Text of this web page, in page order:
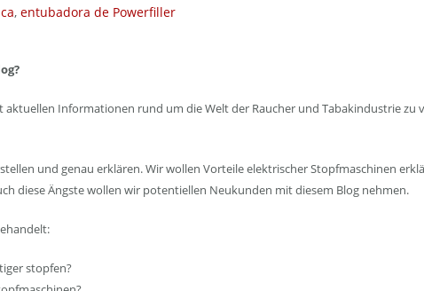
, entubadora de Powerfiller
Informationen rund um die Welt der Raucher und Tabakindustrie zu
und genau erklären. Wir wollen Vorteile elektrischer Stopfmaschinen
diese Ängste wollen wir potentiellen Neukunden mit diesem Blog nehmen.
stopfen?